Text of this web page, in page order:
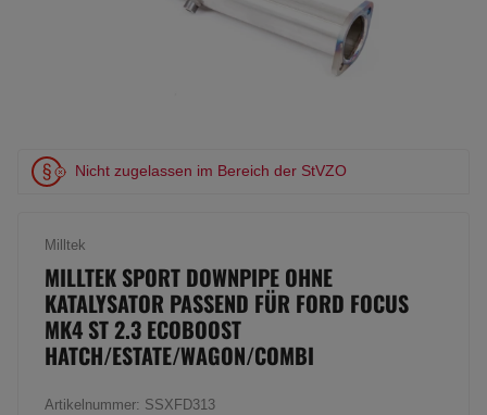
Nicht zugelassen im Bereich der StVZO
Milltek
MILLTEK SPORT DOWNPIPE OHNE
KATALYSATOR PASSEND FÜR FORD FOCUS
MK4 ST 2.3 ECOBOOST
HATCH/ESTATE/WAGON/COMBI
Artikelnummer: SSXFD313